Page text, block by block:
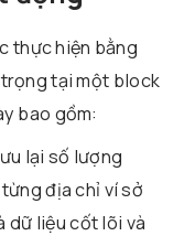
thực hiện bằng
tại một block
bao gồm:
lại số lượng
địa chỉ ví sở
dữ liệu cốt lõi và